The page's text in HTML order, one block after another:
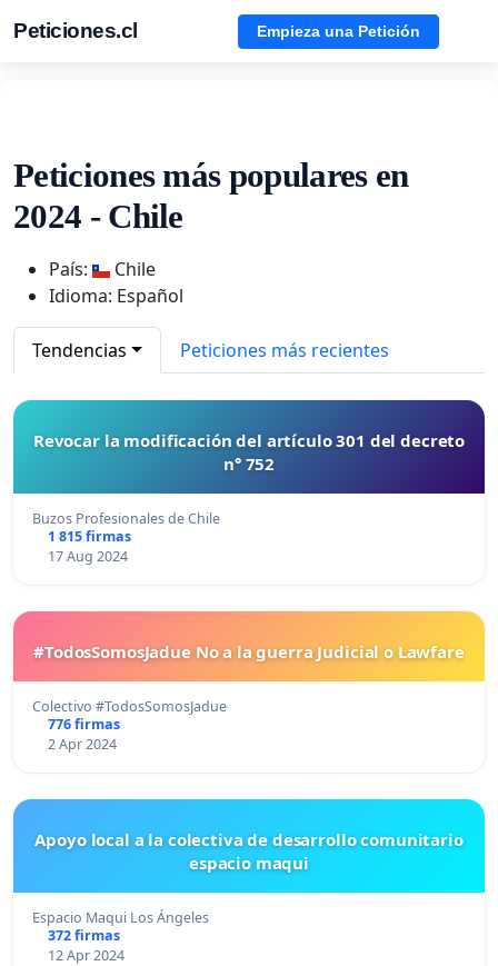
Peticiones.cl Empieza una Petición
Peticiones más populares en
2024 - Chile
País:
Chile
Idioma: Español
Tendencias Peticiones más recientes
Revocar la modificación del artículo 301 del decreto
n° 752
Buzos Profesionales de Chile
1 815 firmas
17 Aug 2024
#TodosSomosJadue No a la guerra Judicial o Lawfare
Colectivo #TodosSomosJadue
776 firmas
2 Apr 2024
Apoyo local a la colectiva de desarrollo comunitario
espacio maqui
Espacio Maqui Los Ángeles
372 firmas
12 Apr 2024